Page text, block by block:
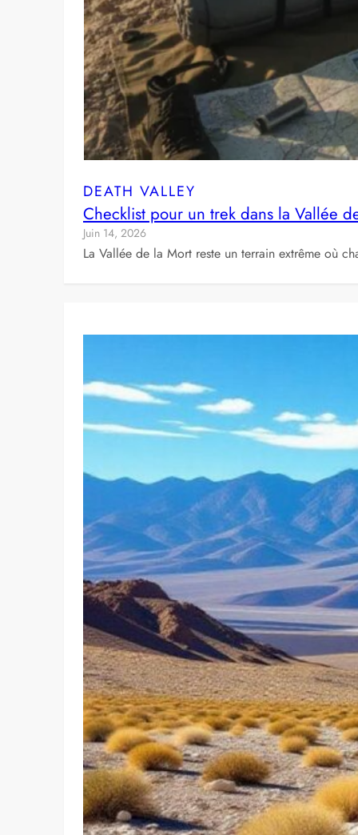
DEATH VALLEY
Checklist pour un trek dans la Vallée
Juin 14, 2026
La Vallée de la Mort reste un terrain extrême où